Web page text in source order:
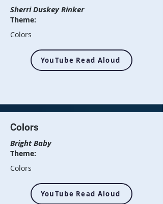
Sherri Duskey Rinker
Theme:
Colors
YouTube Read Aloud
Colors
Bright Baby
Theme:
Colors
YouTube Read Aloud